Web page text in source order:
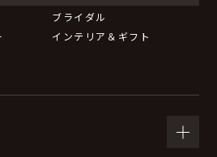
ブライダル
インテリア＆ギフト